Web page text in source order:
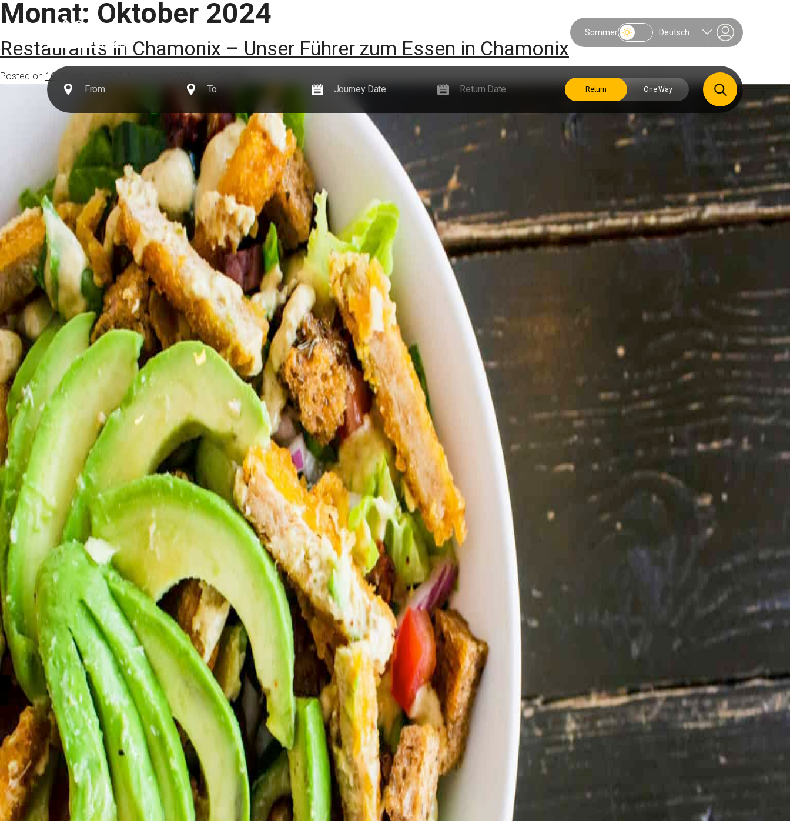
Sommer Deutsch
Monat: Oktober 2024
Restaurants in Chamonix – Unser Führer zum Essen in Chamonix
Posted on 16. Oktober 2024
Return One Way